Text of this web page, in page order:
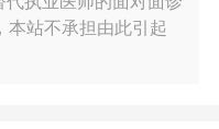
本站不承担由此引起